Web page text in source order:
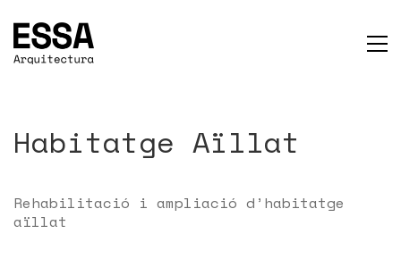
Habitatge Aïllat
Rehabilitació i ampliació d’habitatge
aïllat